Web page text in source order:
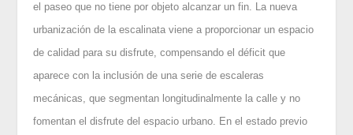
el paseo que no tiene por objeto alcanzar un fin. La nueva
urbanización de la escalinata viene a proporcionar un espacio
de calidad para su disfrute, compensando el déficit que
aparece con la inclusión de una serie de escaleras
mecánicas, que segmentan longitudinalmente la calle y no
fomentan el disfrute del espacio urbano. En el estado previo